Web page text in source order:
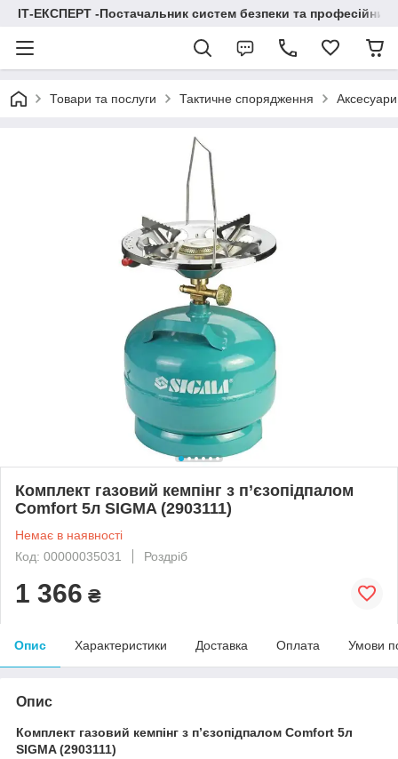
ІТ-ЕКСПЕРТ -Постачальник систем безпеки та професійних
Товари та послуги Тактичне спорядження
Комплект газовий кемпінг з п’єзопідпалом
Comfort 5л SIGMA (2903111)
Немає в наявності
Код: 00000035031
Роздріб
1 366 ₴
Опис Характеристики Доставка Оплата Умови
Опис
Комплект газовий кемпінг з п’єзопідпалом Comfort 5л
SIGMA (2903111)